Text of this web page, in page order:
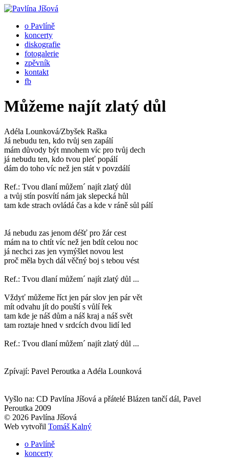
o Pavlíně
koncerty
diskografie
fotogalerie
zpěvník
kontakt
fb
Můžeme najít zlatý důl
Adéla Lounková/Zbyšek Raška
Já nebudu ten, kdo tvůj sen zapálí
mám důvody být mnohem víc pro tvůj dech
já nebudu ten, kdo tvou pleť popálí
dám do toho víc než jen stát v povzdálí
Ref.: Tvou dlaní můžem´ najít zlatý důl
a tvůj stín posvítí nám jak slepecká hůl
tam kde strach ovládá čas a kde v ráně sůl pálí
Já nebudu zas jenom déšť pro žár cest
mám na to chtít víc než jen bdít celou noc
já nechci zas jen vymýšlet novou lest
proč měla bych dál věčný boj s tebou vést
Ref.: Tvou dlaní můžem´ najít zlatý důl ...
Vždyť můžeme říct jen pár slov jen pár vět
mít odvahu jít do pouští s vůlí řek
tam kde je náš dům a náš kraj a náš svět
tam roztaje hned v srdcích dvou lidí led
Ref.: Tvou dlaní můžem´ najít zlatý důl ...
Zpívají: Pavel Peroutka a Adéla Lounková
Vyšlo na: CD Pavlína Jíšová a přátelé Blázen tančí dál, Pavel
Peroutka 2009
© 2026 Pavlína Jíšová
Web vytvořil Tomáš Kalný
o Pavlíně
koncerty